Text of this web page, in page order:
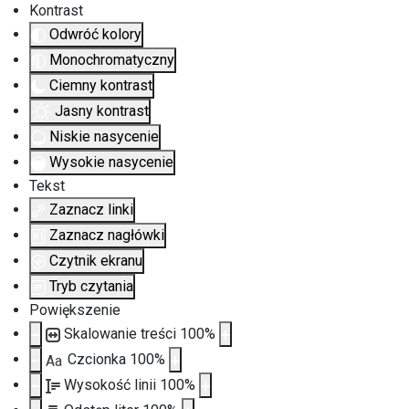
Kontrast
Odwróć kolory
Monochromatyczny
Ciemny kontrast
Jasny kontrast
Niskie nasycenie
Wysokie nasycenie
Tekst
Zaznacz linki
Zaznacz nagłówki
Czytnik ekranu
Tryb czytania
Powiększenie
Skalowanie treści 100%
Aa Czcionka 100%
Wysokość linii 100%